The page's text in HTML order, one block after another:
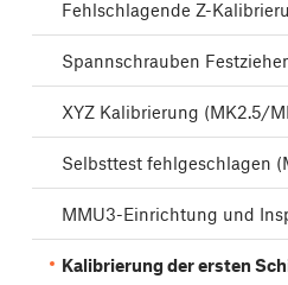
Fehlschlagende Z-
Spannschrauben
XYZ Kalibrierung (MK2.5/
Selbsttest fehlgeschlagen
MMU3-Einrichtung und
Kalibrierung der ersten